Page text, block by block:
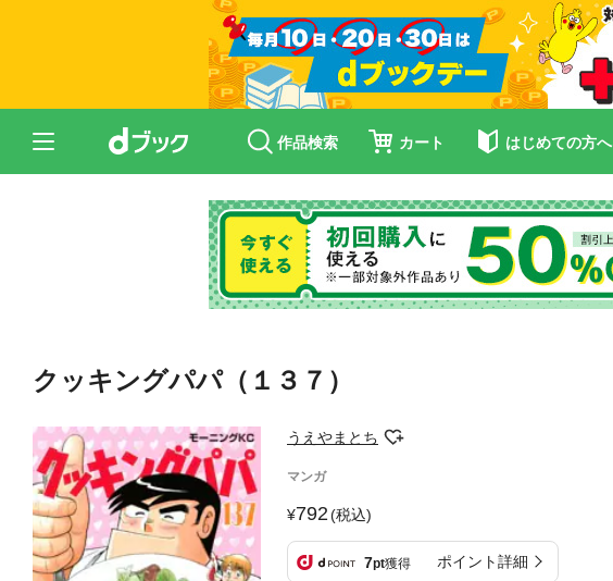
作品検索 カート はじめての方へ
クッキングパパ（１３７）
うえやまとち
マンガ
792(税込)
7pt獲得 ポイント詳細